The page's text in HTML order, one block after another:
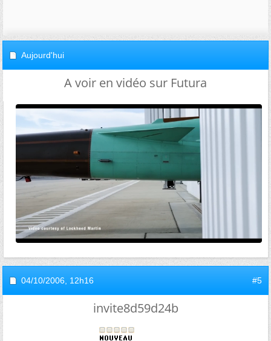
Aujourd'hui
A voir en vidéo sur Futura
04/10/2006, 12h16 #5
invite8d59d24b